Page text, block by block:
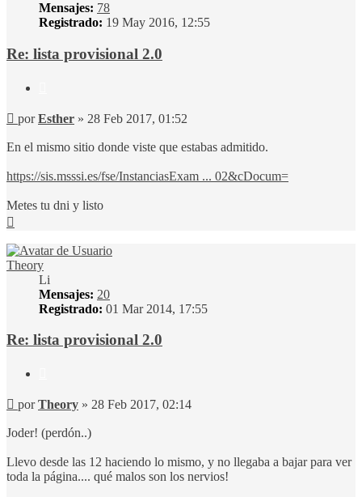
Mensajes: 78
Registrado: 19 May 2016, 12:55
Re: lista provisional 2.0
Mensaje
porEsther » 28 Feb 2017, 01:52
En el mismo sitio donde viste que estabas admitido.
https://sis.msssi.es/fse/InstanciasExam ... 02&cDocum=
Metes tu dni y listo
Theory
Li
Mensajes: 20
Registrado: 01 Mar 2014, 17:55
Re: lista provisional 2.0
Mensaje
porTheory » 28 Feb 2017, 02:14
Joder! (perdón..)
Llevo desde las 12 haciendo lo mismo, y no llegaba a bajar para ver
toda la página.... qué malos son los nervios!